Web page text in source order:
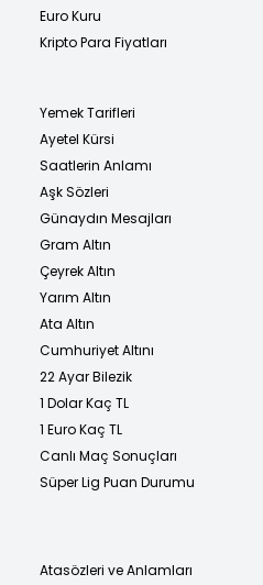
Euro Kuru
Kripto Para Fiyatları
Yemek Tarifleri
Ayetel Kürsi
Saatlerin Anlamı
Aşk Sözleri
Günaydın Mesajları
Gram Altın
Çeyrek Altın
Yarım Altın
Ata Altın
Cumhuriyet Altını
22 Ayar Bilezik
1 Dolar Kaç TL
1 Euro Kaç TL
Canlı Maç Sonuçları
Süper Lig Puan Durumu
Atasözleri ve Anlamları